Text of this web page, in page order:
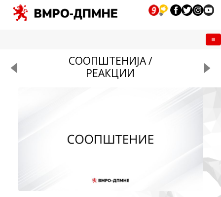
СООПШТЕНИЈА /
РЕАКЦИИ